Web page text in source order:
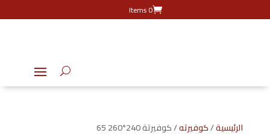
0 Items
الرئيسية/كوفيرته/ كوفيرتة 240*260 65